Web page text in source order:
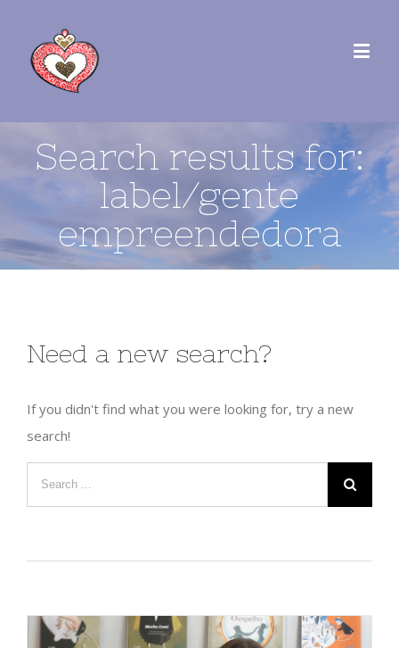
Search results for:
label/gente
empreendedora
Need a new search?
If you didn't find what you were looking for, try a new
search!
Search